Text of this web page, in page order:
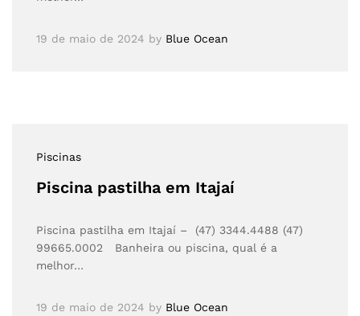
19 de maio de 2024 by Blue Ocean
Piscinas
Piscina pastilha em Itajaí
Piscina pastilha em Itajaí – (47) 3344.4488 (47)
99665.0002 Banheira ou piscina, qual é a
melhor…
19 de maio de 2024 by Blue Ocean